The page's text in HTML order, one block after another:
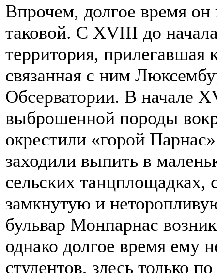
Впрочем, долгое время он
таковой. С XVIII до
территория, прилегавшая
связанная с ним
Обсерватории. В начале
выброшенной породы
окрестили «горой
заходили выпить в
сельских
замкнутую и
бульвар Монпарнас
однако долгое время ему
студентов, здесь только